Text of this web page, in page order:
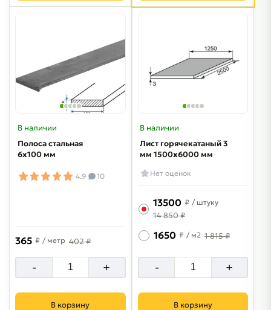
В наличии
Полоса стальная
6х100 мм
4.9 10
365 ₽ / метр 402 ₽
- +
В корзину
В наличии
Лист горячекатаный 3
мм 1500х6000 мм
Нет оценок
13500 ₽ / штуку
14 850 ₽
1650 ₽ / м2 1 815 ₽
- +
В корзину